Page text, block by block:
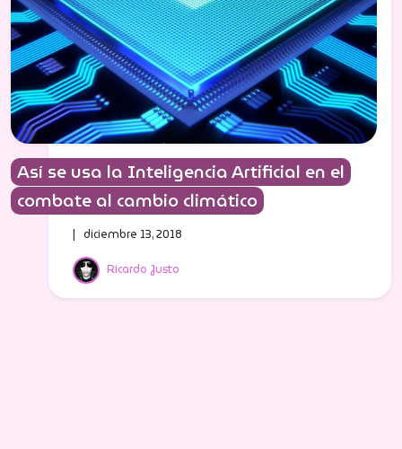
Así se usa la Inteligencia Artificial en el
combate al cambio climático
Ricardo Justo
| diciembre 13, 2018